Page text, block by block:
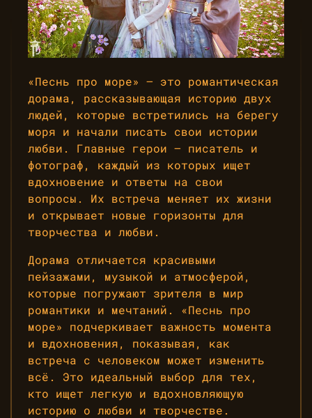
«Песнь про море» — это романтическая
дорама, рассказывающая историю двух
людей, которые встретились на берегу
моря и начали писать свои истории
любви. Главные герои — писатель и
фотограф, каждый из которых ищет
вдохновение и ответы на свои
вопросы. Их встреча меняет их жизни
и открывает новые горизонты для
творчества и любви.
Дорама отличается красивыми
пейзажами, музыкой и атмосферой,
которые погружают зрителя в мир
романтики и мечтаний. «Песнь про
море» подчеркивает важность момента
и вдохновения, показывая, как
встреча с человеком может изменить
всё. Это идеальный выбор для тех,
кто ищет легкую и вдохновляющую
историю о любви и творчестве.